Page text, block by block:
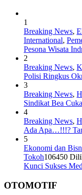
1
Breaking News,
International,
Pesona Wisata
2
Breaking News,
Polisi Ringkus
3
Breaking News,
Sindikat Bea
4
Breaking News,
Ada Apa…!!!?
5
Ekonomi dan
Tokoh106450
Kunci Sukses
OTOMOTIF